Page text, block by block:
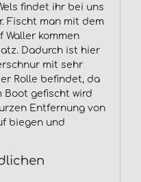
findet ihr bei uns
Fischt man mit dem
Waller kommen
Dadurch ist hier
mit sehr
Rolle befindet, da
Boot gefischt wird
Entfernung von
biegen und